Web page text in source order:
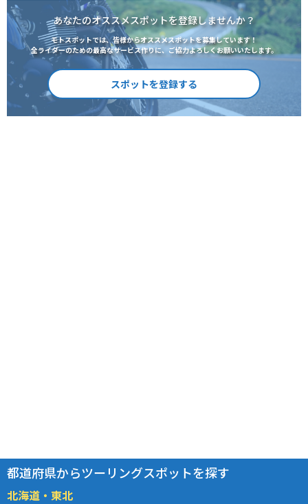
あなたのオススメスポットを登録しませんか？
モトスポットでは、皆様からオススメスポットを募集しています！
全ライダーのための最高なサービス作りに、ご協力よろしくお願いいたします。
スポットを登録する
都道府県からツーリングスポットを探す
北海道・東北